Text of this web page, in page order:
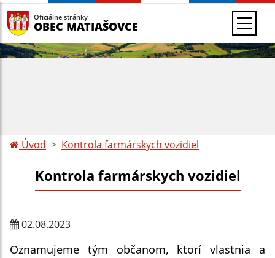
Oficiálne stránky
OBEC MATIAŠOVCE
Úvod Kontrola farmárskych vozidiel
Kontrola farmárskych vozidiel
02.08.2023
Oznamujeme tým občanom, ktorí vlastnia a